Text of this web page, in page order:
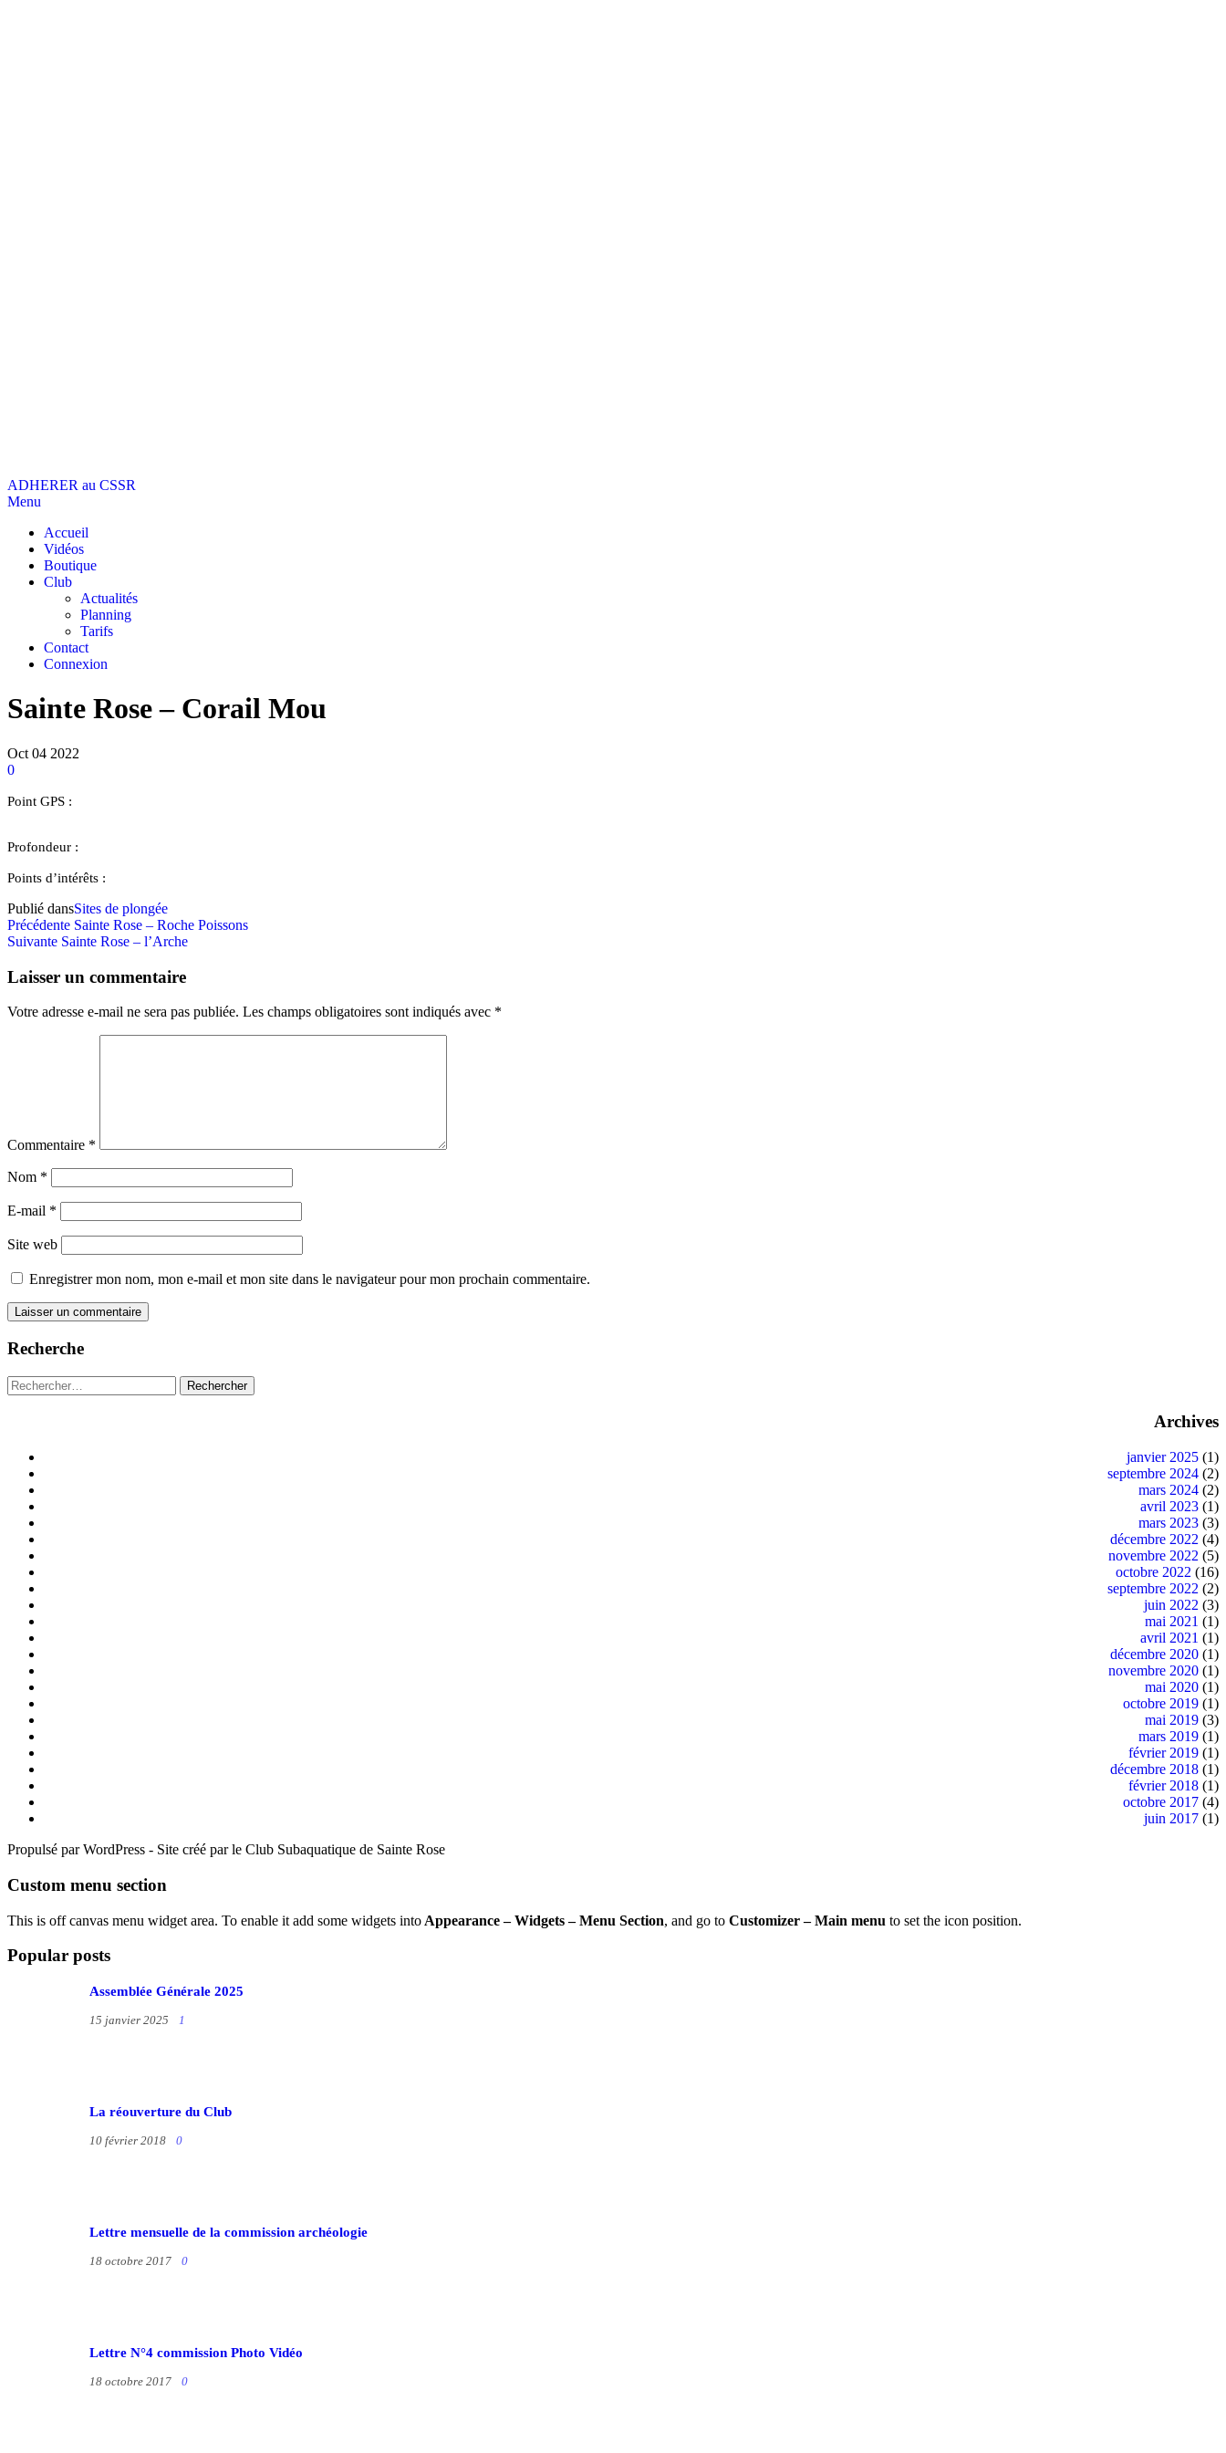
CSSR
Plonger dans l'Est, une expérience à vivre
ADHERER au CSSR
Menu
Accueil
Vidéos
Boutique
Club
Actualités
Planning
Tarifs
Contact
Connexion
Sainte Rose – Corail Mou
Oct 04 2022
0
Point GPS :
Profondeur :
Points d’intérêts :
Publié dansSites de plongée
Navigation
de
l’article
Article
précédent
Précédente Sainte Rose – Roche Poissons
Article
Suivante Sainte Rose – l’Arche
Laisser un commentaire
Votre adresse e-mail ne sera pas publiée. Les champs obligatoires sont indiqués avec *
Commentaire *
Nom *
E-mail *
Site web
Enregistrer mon nom, mon e-mail et mon site dans le navigateur pour mon prochain commentaire.
Recherche
Rechercher :
Archives
janvier 2025 (1)
septembre 2024 (2)
mars 2024 (2)
avril 2023 (1)
mars 2023 (3)
décembre 2022 (4)
novembre 2022 (5)
octobre 2022 (16)
septembre 2022 (2)
juin 2022 (3)
mai 2021 (1)
avril 2021 (1)
décembre 2020 (1)
novembre 2020 (1)
mai 2020 (1)
octobre 2019 (1)
mai 2019 (3)
mars 2019 (1)
février 2019 (1)
décembre 2018 (1)
février 2018 (1)
octobre 2017 (4)
juin 2017 (1)
Propulsé par WordPress - Site créé par le Club Subaquatique de Sainte Rose
Custom menu section
This is off canvas menu widget area. To enable it add some widgets into Appearance – Widgets – Menu Section, and go to Customizer – Main menu to set the icon position.
Popular posts
Assemblée Générale 2025
15 janvier 2025 1
La réouverture du Club
10 février 2018 0
Lettre mensuelle de la commission archéologie
18 octobre 2017 0
Lettre N°4 commission Photo Vidéo
18 octobre 2017 0